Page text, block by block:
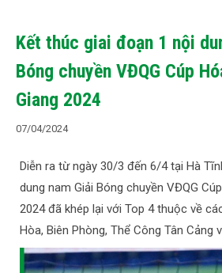
Kết thúc giai đoạn 1 nội
Bóng chuyền VĐQG Cúp
Giang 2024
07/04/2024
Diễn ra từ ngày 30/3 đến 6/4 tại Hà
dung nam Giải Bóng chuyền VĐQG
2024 đã khép lại với Top 4 thuộc về
Hòa, Biên Phòng, Thể Công Tân Cảng